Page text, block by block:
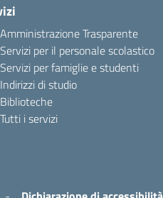
Amministrazione Trasparente
Servizi per il personale scolastico
Servizi per famiglie e studenti
Indirizzi di studio
Biblioteche
Tutti i servizi